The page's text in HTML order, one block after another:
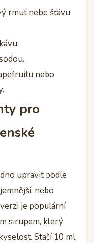
rmut nebo šťávu
nebo
pro
upravit podle
nebo
je populární
sirupem, který
Stačí 10 ml